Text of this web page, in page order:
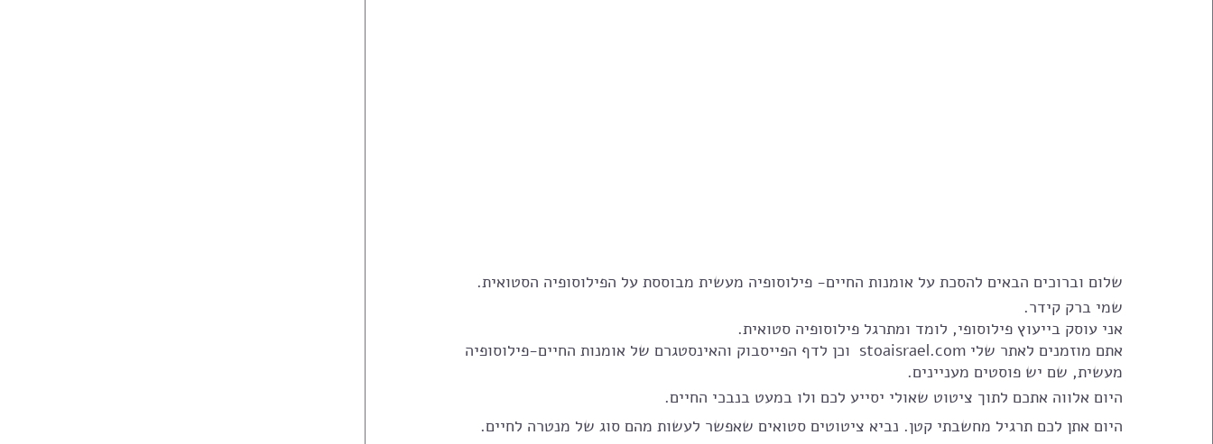
שלום וברוכים הבאים להסכת על אומנות החיים- פילוסופיה מעשית מבוססת על הפילוסופיה הסטואית.
שמי ברק קידר.
אני עוסק בייעוץ פילוסופי, לומד ומתרגל פילוסופיה סטואית.
אתם מוזמנים לאתר שלי stoaisrael.com  וכן לדף הפייסבוק והאינסטגרם של אומנות החיים-פילוסופיה
מעשית, שם יש פוסטים מעניינים.
היום אלווה אתכם לתוך ציטוט שאולי יסייע לכם ולו במעט בנבכי החיים.
היום אתן לכם תרגיל מחשבתי קטן. נביא ציטוטים סטואים שאפשר לעשות מהם סוג של מנטרה לחיים.